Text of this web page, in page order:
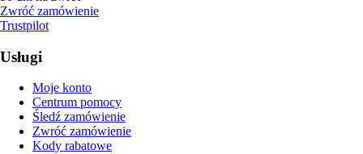
Zwróć zamówienie
Trustpilot
Usługi
Moje konto
Centrum pomocy
Śledź zamówienie
Zwróć zamówienie
Kody rabatowe